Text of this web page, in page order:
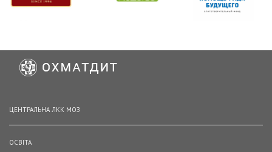
ЦЕНТРАЛЬНА ЛКК МОЗ
ОСВІТА